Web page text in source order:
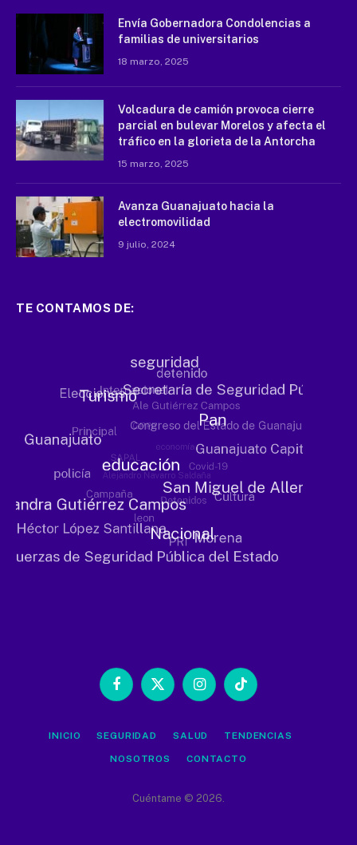
Envía Gobernadora Condolencias a
familias de universitarios
18 marzo, 2025
Volcadura de camión provoca cierre
parcial en bulevar Morelos y afecta el
tráfico en la glorieta de la Antorcha
15 marzo, 2025
Avanza Guanajuato hacia la
electromovilidad
9 julio, 2024
TE CONTAMOS DE:
Facebook
X
InstagramTikTok
INICIO SEGURIDAD SALUD TENDENCIAS
NOSOTROS CONTACTO
Cuéntame © 2026.